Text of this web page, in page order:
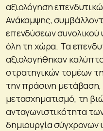
αξιολόγηση
Ανάκαμψης,
επενδύσεων συνολικού
όλη τη χώρα. Τα
αξιολογήθηκαν
στρατηγικών τομέων
την πράσινη
μετασχηματισμό, τη
ανταγωνιστικότητα
δημιουργία